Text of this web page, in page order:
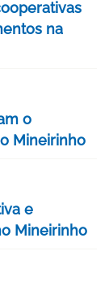
na
o
Mineirinho
e
Mineirinho